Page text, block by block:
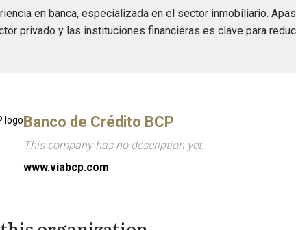
en banca, especializada en el sector inmobiliario.
privado y las instituciones financieras es clave para
Banco de Crédito BCP
This company has no description yet.
www.viabcp.com